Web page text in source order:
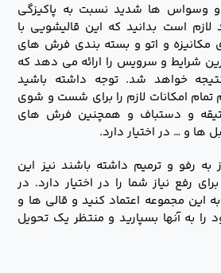
وسواس ها شدید نسبت به پاکیزگی
است بدانید که این قالیشویی با
مکانیزه و اتو و بسته بندی فرش های
شرایط و سرویس را ارائه می دهد که
خواهد شد. توجه داشته باشید
تمام امکانات لازم را برای شست و شوی
و دستباف و همچنین فرش های
و … در اختیار دارد.
رفو و ترمیم داشته باشند نیز این
رفع نیاز شما را در اختیار دارد. در
این مجموعه اعتماد کنید و قالی ها و
را به آنها بسپارید و منتظر یک تحویل